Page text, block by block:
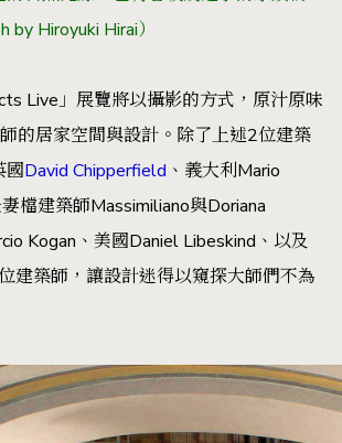
by Hiroyuki Hirai）
Live」展覽將以攝影的方式，原汁原味
的居家空間與設計。除了上述2位建築
國David Chipperfield 、義大利Mario
檔建築師Massimiliano與Doriana
Kogan、美國Daniel Libeskind、以及
建築師，讓設計迷得以窺探大師們不為